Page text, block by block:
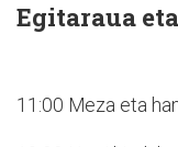
Egitaraua
11:00 Meza eta